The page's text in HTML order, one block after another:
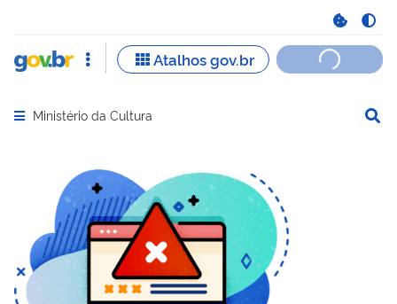
Abrir menu principal de navegação
Ministério da Cultura